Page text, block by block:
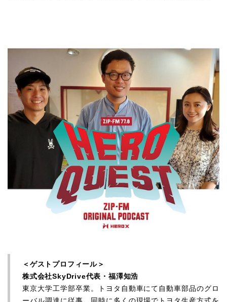
＜ゲストプロフィール＞
株式会社SkyDrive代表・福澤知浩
東京大学工学部卒業。トヨタ自動車にて自動車部品のグロ